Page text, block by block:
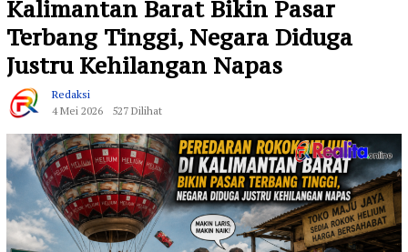
Kalimantan Barat Bikin Pasar
Terbang Tinggi, Negara Diduga
Justru Kehilangan Napas
Redaksi
4 Mei 2026
527 Dilihat